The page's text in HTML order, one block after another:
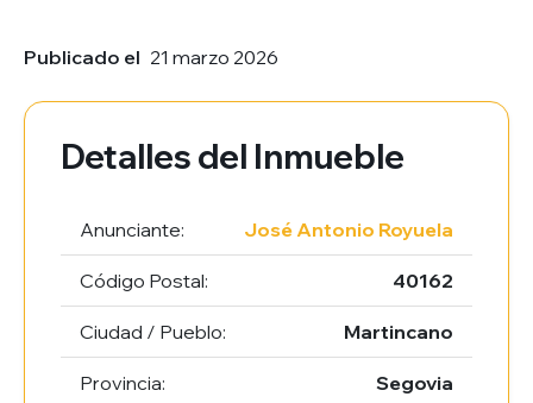
Publicado el 21 marzo 2026
Detalles del Inmueble
Anunciante: José Antonio Royuela
Código Postal: 40162
Ciudad / Pueblo: Martincano
Provincia: Segovia